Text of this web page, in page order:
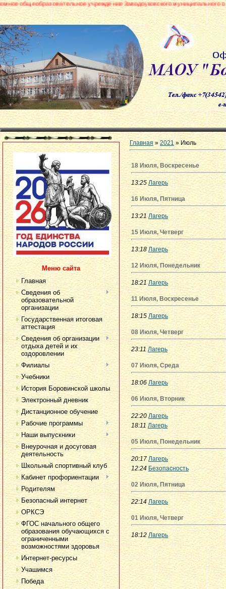
учреждение Заводоуковского муниципального округа
Меню сайта
Главная
Сведения об
образовательной
организации
Государственная итоговая
аттестация
Сведения об организации
отдыха детей и их
оздоровлении
Филиалы
Учебники
История Боровинской школы
Электронный дневник
Дистанционное обучение
Рабочие программы
Наши выпускники
Внеурочная и досуговая
деятельность
Школьный спортивный клуб
Кабинет профориентации
Родителям
Безопасный интернет
ОРКСЭ
ФГОС начального общего
образования обучающихся с
ограниченными
возможностями здоровья
Интернет-ресурсы
Учашимся
Победа
Главная »2021 » Июль
18 Июля, Воскресенье
13:25 Лагерь
16 Июля, Пятница
13:21 Лагерь
15 Июля, Четверг
13:18 Лагерь
12 Июля, Понедельник
18:21 Лагерь
11 Июля, Воскресенье
18:15 Лагерь
08 Июля, Четверг
23:11 Лагерь
07 Июля, Среда
18:06 Лагерь
06 Июля, Вторник
22:20 Лагерь
18:11 Лагерь
05 Июля, Понедельник
20:17 Лагерь
12:24 Безопасность
02 Июля, Пятница
22:14 Лагерь
01 Июля, Четверг
18:12 Лагерь